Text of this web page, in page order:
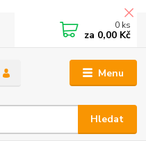
Menu
Hledat
0 ks
za 0,00 Kč